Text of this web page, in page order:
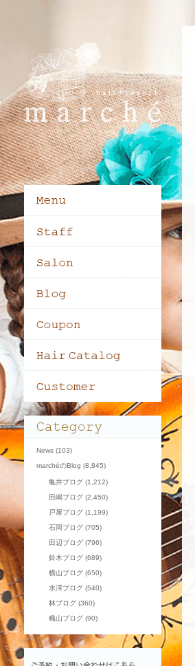
News (103)
marchéのBlog (8,845)
亀井ブログ (1,212)
田嶋ブログ (2,450)
戸屋ブログ (1,199)
石岡ブログ (705)
田辺ブログ (796)
鈴木ブログ (689)
横山ブログ (650)
水澤ブログ (540)
林ブログ (360)
穐山ブログ (90)